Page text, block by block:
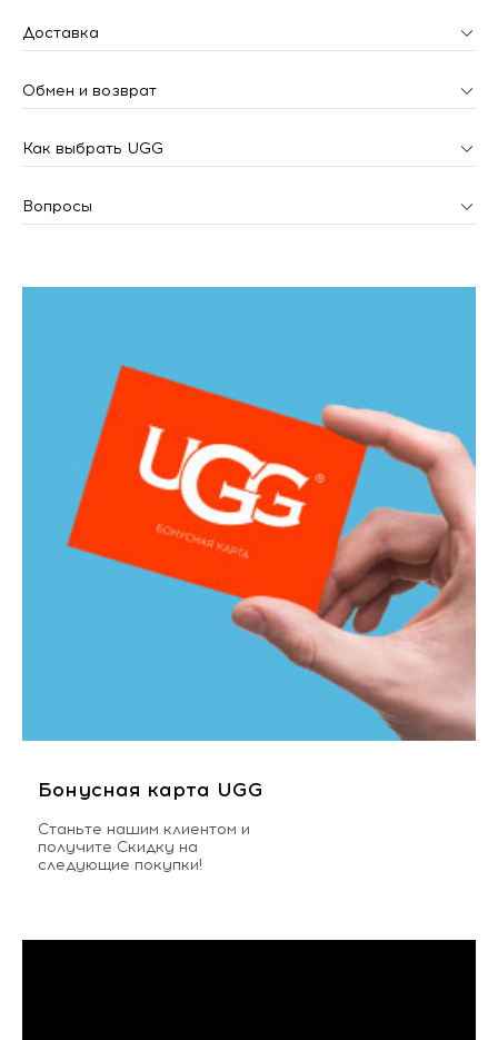
Доставка
Обмен и возврат
Как выбрать UGG
Вопросы
Бонусная карта UGG
Станьте нашим клиентом и
получите Скидку на
следующие покупки!